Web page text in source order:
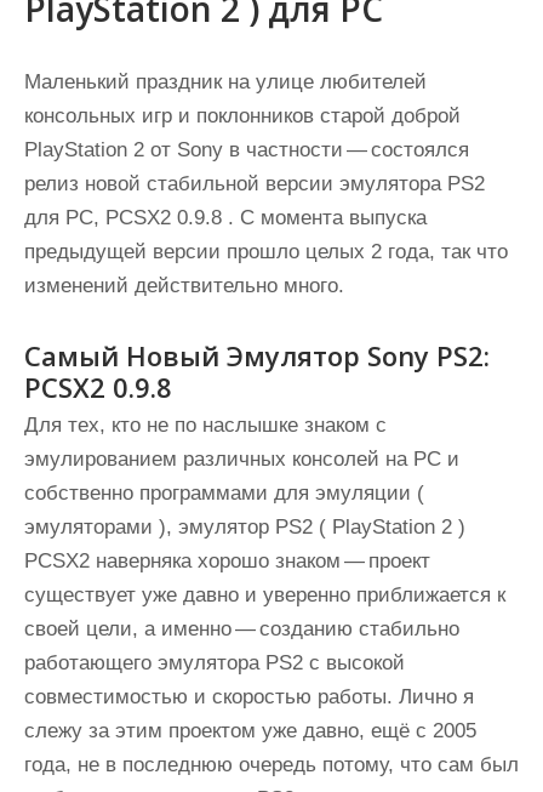
Маленький праздник на улице любителей
консольных игр и поклонников старой доброй
PlayStation 2 от Sony в частности — состоялся
релиз новой стабильной версии эмулятора PS2
для PC, PCSX2 0.9.8 . C момента выпуска
предыдущей версии прошло целых 2 года, так что
изменений действительно много.
Самый Новый Эмулятор Sony PS2:
PCSX2 0.9.8
Для тех, кто не по наслышке знаком с
эмулированием различных консолей на PC и
собственно программами для эмуляции (
эмуляторами ), эмулятор PS2 ( PlayStation 2 )
PCSX2 наверняка хорошо знаком — проект
существует уже давно и уверенно приближается к
своей цели, а именно — созданию стабильно
работающего эмулятора PS2 с высокой
совместимостью и скоростью работы. Лично я
слежу за этим проектом уже давно, ещё с 2005
года, не в последнюю очередь потому, что сам был